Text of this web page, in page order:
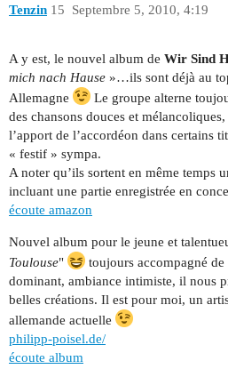
Tenzin Septembre 5, 2010, 4:19
15
A y est, le nouvel album de Wir Sind
mich nach Hause »…ils sont déjà au
Allemagne
Le groupe alterne
des chansons douces et
l’apport de l’accordéon dans certains
« festif » sympa.
A noter qu’ils sortent en même temps
incluant une partie enregistrée en
écoute amazon
Nouvel album pour le jeune et
Toulouse"
toujours accompagné
dominant, ambiance intimiste, il nous
belles créations. Il est pour moi, un
allemande actuelle
philipp-poisel.de/
écoute album